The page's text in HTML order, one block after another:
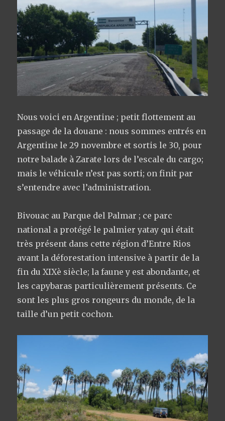
Nous voici en Argentine ; petit flottement au
passage de la douane : nous sommes entrés en
Argentine le 29 novembre et sortis le 30, pour
notre balade à Zarate lors de l’escale du cargo;
mais le véhicule n’est pas sorti; on finit par
s’entendre avec l’administration.
Bivouac au Parque del Palmar ; ce parc
national a protégé le palmier yatay qui était
très présent dans cette région d’Entre Rios
avant la déforestation intensive à partir de la
fin du XIXè siècle; la faune y est abondante, et
les capybaras particulièrement présents. Ce
sont les plus gros rongeurs du monde, de la
taille d’un petit cochon.